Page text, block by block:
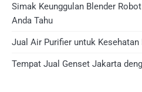
Simak Keunggulan Blender
Anda Tahu
Jual Air Purifier untuk Kesehatan
Tempat Jual Genset Jakarta